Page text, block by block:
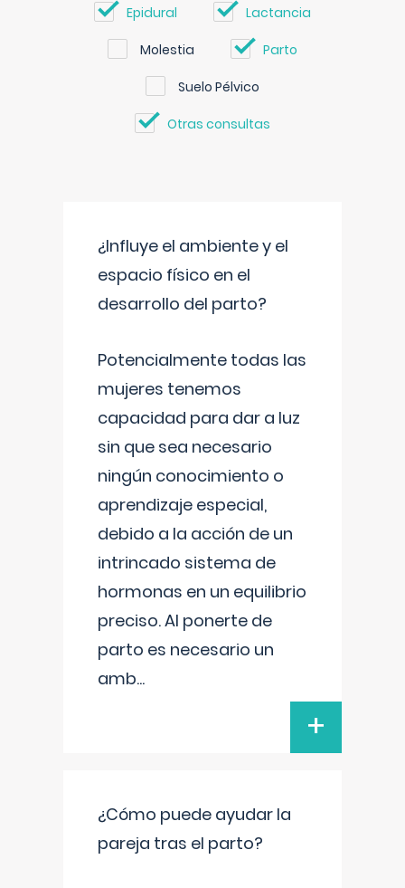
Epidural Lactancia
Molestia Parto
Suelo Pélvico
Otras consultas
¿Influye el ambiente y el
espacio físico en el
desarrollo del parto?
Potencialmente todas las
mujeres tenemos
capacidad para dar a luz
sin que sea necesario
ningún conocimiento o
aprendizaje especial,
debido a la acción de un
intrincado sistema de
hormonas en un equilibrio
preciso. Al ponerte de
parto es necesario un
amb...
+
¿Cómo puede ayudar la
pareja tras el parto?